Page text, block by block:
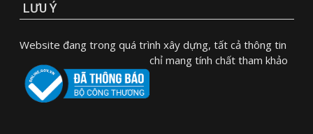
LƯU Ý
Website đang trong quá trình xây dựng, tất cả thông tin
chỉ mang tính chất tham khảo